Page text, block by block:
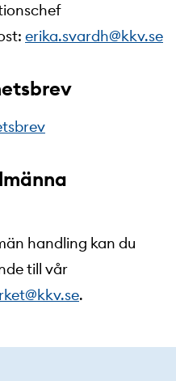
erika.svardh@kkv.se
handling kan du
till vår
.